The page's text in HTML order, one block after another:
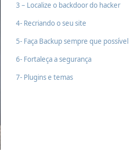
3 – Localize o backdoor do hacker
4- Recriando o seu site
5- Faça Backup sempre que possível
6- Fortaleça a segurança
7- Plugins e temas